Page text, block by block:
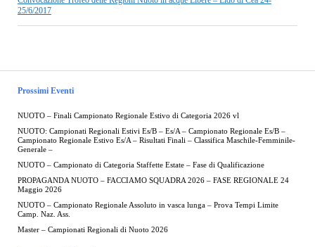
Prossimi Eventi
NUOTO – Finali Campionato Regionale Estivo di Categoria 2026 vl
NUOTO: Campionati Regionali Estivi Es/B – Es/A – Campionato Regionale Es/B –
Campionato Regionale Estivo Es/A – Risultati Finali – Classifica Maschile-Femminile-
Generale –
NUOTO – Campionato di Categoria Staffette Estate – Fase di Qualificazione
PROPAGANDA NUOTO – FACCIAMO SQUADRA 2026 – FASE REGIONALE 24
Maggio 2026
NUOTO – Campionato Regionale Assoluto in vasca lunga – Prova Tempi Limite
Camp. Naz. Ass.
Master – Campionati Regionali di Nuoto 2026
25/6/2017